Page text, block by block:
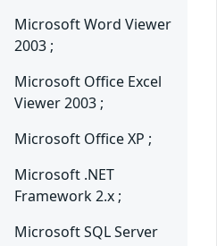
Microsoft Word Viewer
2003 ;
Microsoft Office Excel
Viewer 2003 ;
Microsoft Office XP ;
Microsoft .NET
Framework 2.x ;
Microsoft SQL Server